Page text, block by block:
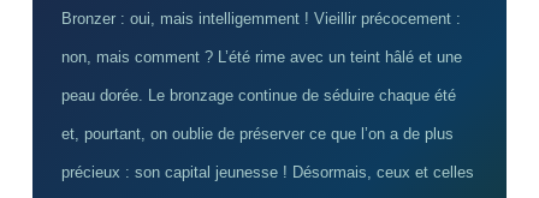
Bronzer : oui, mais intelligemment ! Vieillir précocement :
non, mais comment ? L’été rime avec un teint hâlé et une
peau dorée. Le bronzage continue de séduire chaque été
et, pourtant, on oublie de préserver ce que l’on a de plus
précieux : son capital jeunesse ! Désormais, ceux et celles